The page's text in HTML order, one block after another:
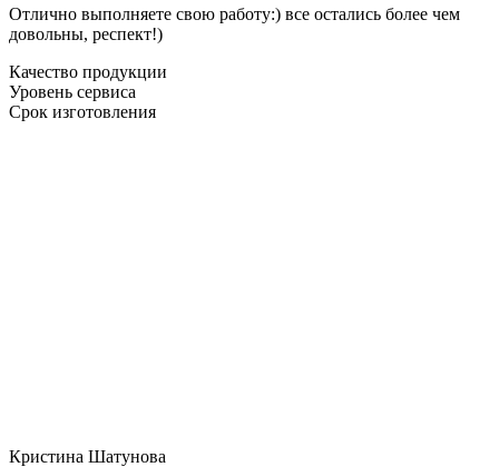
Отлично выполняете свою работу:) все остались более чем
довольны, респект!)
Качество продукции
Уровень сервиса
Срок изготовления
Кристина Шатунова